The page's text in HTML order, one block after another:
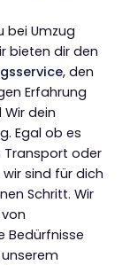
bei Umzug
bieten dir den
, den
Erfahrung
dein
Egal ob es
Transport oder
sind für dich
Schritt. Wir
Bedürfnisse